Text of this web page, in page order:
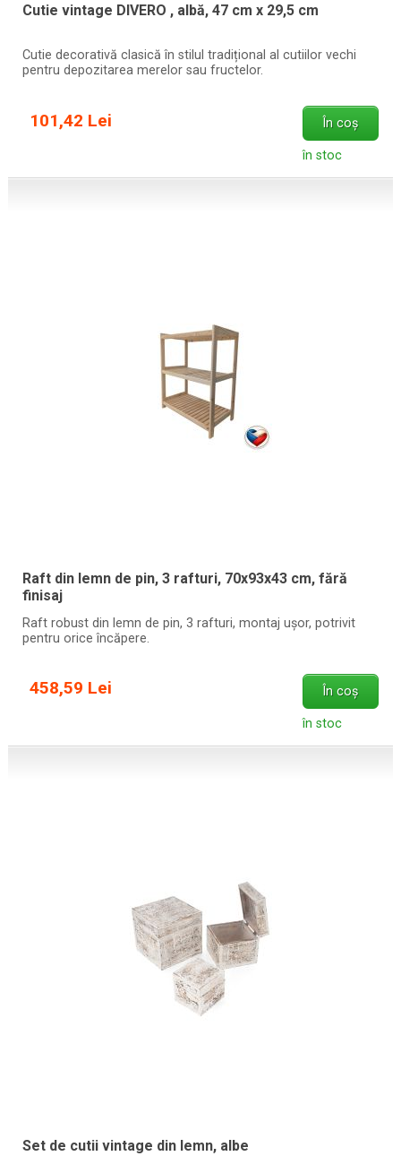
Cutie vintage DIVERO , albă, 47 cm x 29,5 cm
Cutie decorativă clasică în stilul tradițional al cutiilor vechi
pentru depozitarea merelor sau fructelor.
101,42 Lei În coș
în stoc
Raft din lemn de pin, 3 rafturi, 70x93x43 cm, fără
finisaj
Raft robust din lemn de pin, 3 rafturi, montaj ușor, potrivit
pentru orice încăpere.
458,59 Lei În coș
în stoc
Set de cutii vintage din lemn, albe